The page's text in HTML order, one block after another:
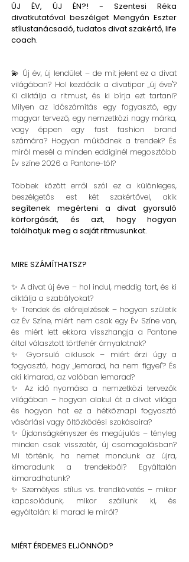
ÚJ ÉV, ÚJ ÉN?! - Szentesi Réka
divatkutatóval beszélget Mengyán Eszter
stílustanácsadó, tudatos divat szakértő, life
coach.
💫 Új év, új lendület – de mit jelent ez a divat
világában? Hol kezdődik a divatipar „új éve"?
Ki diktálja a ritmust, és ki bírja ezt tartani?
Milyen az időszámítás egy fogyasztó, egy
magyar tervező, egy nemzetközi nagy márka,
vagy éppen egy fast fashion brand
számára? Hogyan működnek a trendek? És
miről mesél a minden eddiginél megosztóbb
Év színe 2026 a Pantone-tól?
Többek között erről szól ez a különleges,
beszélgetős est két szakértővel, akik
segítenek megérteni a divat gyorsuló
körforgását, és azt, hogy hogyan
találhatjuk meg a saját ritmusunkat.
MIRE SZÁMÍTHATSZ?
✨ A divat új éve – hol indul, meddig tart, és ki
diktálja a szabályokat?
✨ Trendek és előrejelzések – hogyan születik
az Év Színe, miért nem csak egy Év Színe van,
és miért lett ekkora visszhangja a Pantone
által választott törtfehér árnyalatnak?
✨ Gyorsuló ciklusok – miért érzi úgy a
fogyasztó, hogy „lemarad, ha nem figyel"? És
aki kimarad, az valóban lemarad?
✨ Az idő nyomása a nemzetközi tervezők
világában – hogyan alakul át a divat világa
és hogyan hat ez a hétköznapi fogyasztó
vásárlási vagy öltözködési szokásaira?
✨ Újdonságkényszer és megújulás – tényleg
minden csak visszatér, új csomagolásban?
Mi történik, ha nemet mondunk az újra,
kimaradunk a trendekből? Egyáltalán
kimaradhatunk?
✨ Személyes stílus vs. trendkövetés – mikor
kapcsolódunk, mikor szállunk ki, és
egyáltalán: ki marad le miről?
MIÉRT ÉRDEMES ELJÖNNÖD?